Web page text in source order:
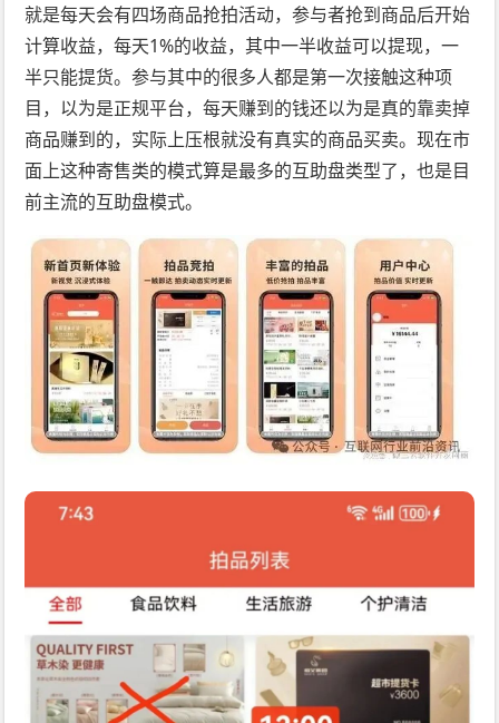
就是每天会有四场商品抢拍活动，参与者抢到商品后开始
计算收益，每天1%的收益，其中一半收益可以提现，一
半只能提货。参与其中的很多人都是第一次接触这种项
目，以为是正规平台，每天赚到的钱还以为是真的靠卖掉
商品赚到的，实际上压根就没有真实的商品买卖。现在市
面上这种寄售类的模式算是最多的互助盘类型了，也是目
前主流的互助盘模式。